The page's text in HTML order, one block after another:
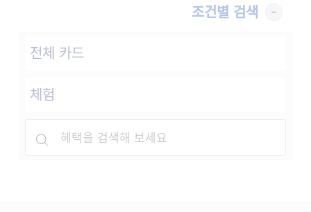
조건별 검색